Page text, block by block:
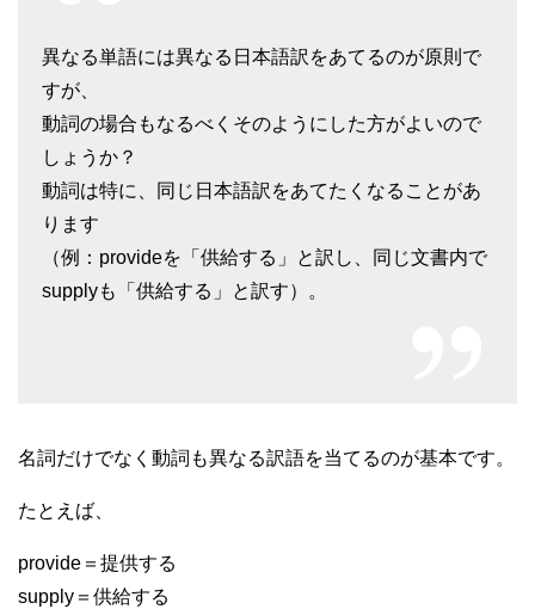
異なる単語には異なる日本語訳をあてるのが原則で
すが、
動詞の場合もなるべくそのようにした方がよいので
しょうか？
動詞は特に、同じ日本語訳をあてたくなることがあ
ります
（例：provideを「供給する」と訳し、同じ文書内で
supplyも「供給する」と訳す）。
名詞だけでなく動詞も異なる訳語を当てるのが基本です。
たとえば、
provide＝提供する
supply＝供給する